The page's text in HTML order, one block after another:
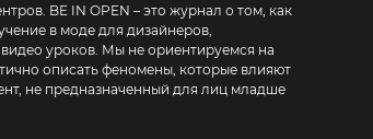
том, как
в моде для дизайнеров,
уроков. Мы не ориентируемся на
описать феномены, которые влияют
не предназначенный для лиц младше